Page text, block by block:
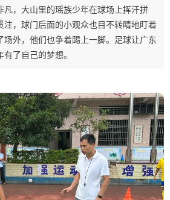
凡，大山里的瑶族少年在球场上挥汗拼
注，球门后面的小观众也目不转睛地盯着
场外，他们也争着踢上一脚。足球让广东
了自己的梦想。